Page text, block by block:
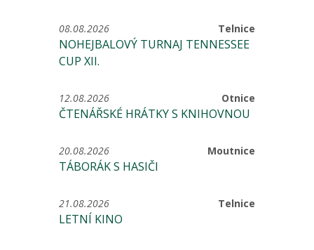
Telnice
08.08.2026
NOHEJBALOVÝ TURNAJ TENNESSEE
CUP XII.
Otnice
12.08.2026
ČTENÁŘSKÉ HRÁTKY S KNIHOVNOU
Moutnice
20.08.2026
TÁBORÁK S HASIČI
Telnice
21.08.2026
LETNÍ KINO